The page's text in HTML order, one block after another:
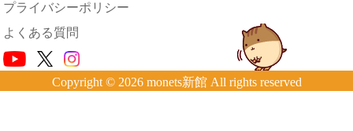
プライバシーポリシー
よくある質問
Copyright © 2026 monets新館 All rights reserved